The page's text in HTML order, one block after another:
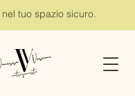
tuo spazio sicuro.